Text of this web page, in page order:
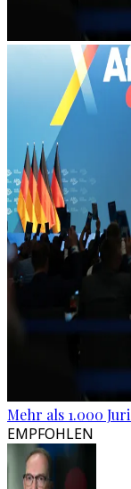
Mehr als 1.000
EMPFOHLEN